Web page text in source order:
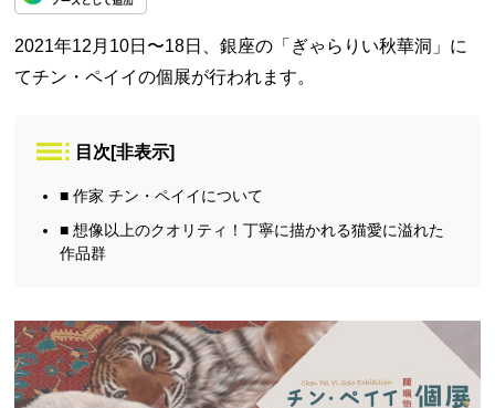
2021年12月10日〜18日、銀座の「ぎゃらりい秋華洞」に
てチン・ペイイの個展が行われます。
目次 [非表示]
■ 作家 チン・ペイイについて
■ 想像以上のクオリティ！丁寧に描かれる猫愛に溢れた
作品群